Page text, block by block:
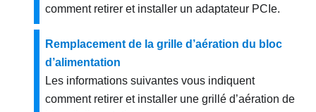
comment retirer et installer un adaptateur PCIe.
Remplacement de la grille d’aération du bloc
d’alimentation
Les informations suivantes vous indiquent
comment retirer et installer une grillé d’aération de